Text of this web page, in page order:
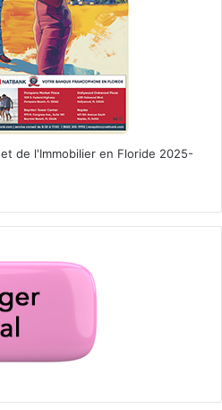
Floride
de
ne fallait vraiment
de l'Immobilier en Floride 2025-